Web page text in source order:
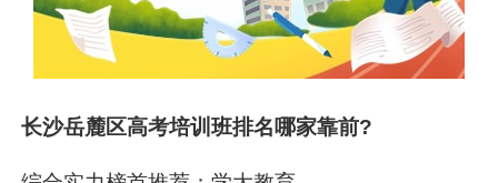
长沙岳麓区高考培训班排名哪家靠前?